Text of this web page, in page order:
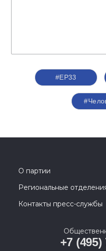
#ЕР33
О партии
Региональные
Контакты пресс-службы
+7 (495)